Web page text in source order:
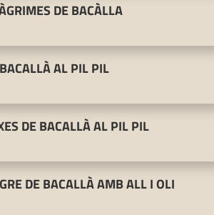
DE BACÀLLA
BACALLÀ AL PIL PIL
DE BACALLÀ AL PIL PIL
DE BACALLÀ AMB ALL I OLI